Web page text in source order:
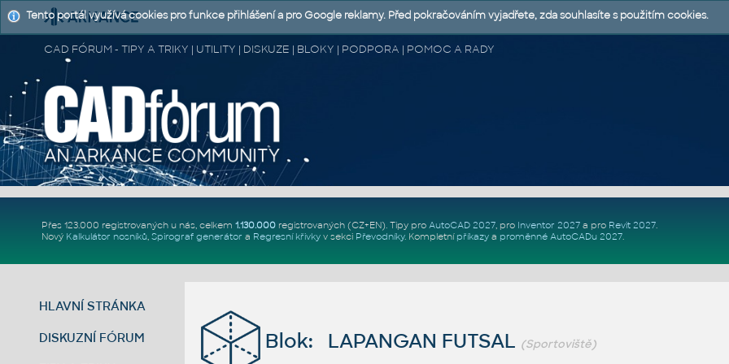
CAD FÓRUM - TIPY A TRIKY | UTILITY | DISKUZE | BLOKY | PODPORA | POMOC A RADY
Přes 123.000 registrovaných u nás, celkem 1.130.000registrovaných (CZ+EN). Tipy pro AutoCAD 2027, pro Inventor 2027a pro Revit 2027.
Nový Kalkulátor nosníků, Spirograf generátor a Regresní křivkyv sekci Převodníky. Kompletní příkazya proměnné AutoCADu 2027.
HLAVNÍ STRÁNKA
DISKUZNÍ FÓRUM Blok: LAPANGAN FUTSAL (Sportoviště)
Tento portál využívá cookies pro funkce přihlášení a pro Google reklamy. Před pokračováním vyjadřete, zda souhlasíte s použitím cookies.